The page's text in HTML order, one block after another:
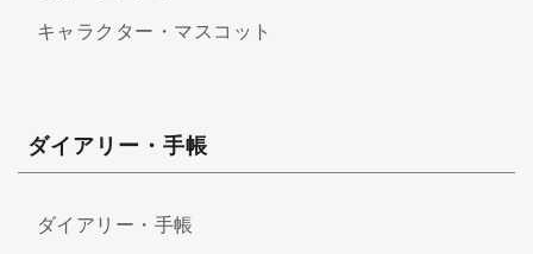
キャラクター・マスコット
ダイアリー・手帳
ダイアリー・手帳